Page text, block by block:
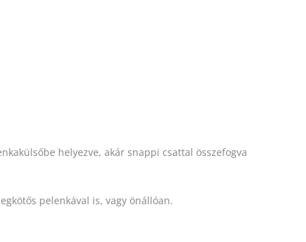
helyezve, akár snappi csattal összefogva
pelenkával is, vagy önállóan.